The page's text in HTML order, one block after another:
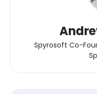
Spyrosoft Co-